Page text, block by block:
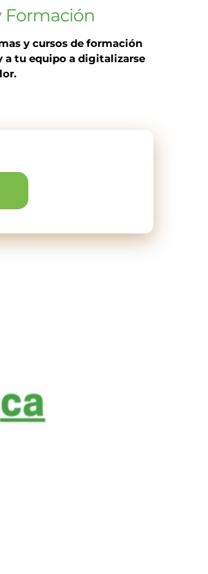
Formación
y cursos de formación
a tu equipo a digitalizarse